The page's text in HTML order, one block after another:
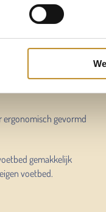
ergonomisch gevormd
gemakkelijk
voetbed.